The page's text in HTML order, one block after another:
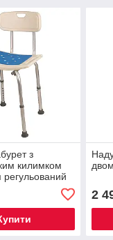
з
килимком
регульований
2